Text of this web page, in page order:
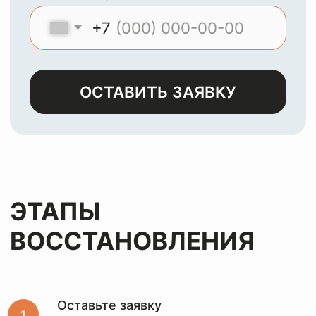
Оставьте заявку
МЫЧИСТИМ И
ВОССТАНАВЛИВАЕМ
ЛЮБЫЕ ИЗДЕЛИЯ ИЗ
КОЖИ, ЗАМШИ,
ЛАКА И НУБУКА
Оставьте заявкуи мы с